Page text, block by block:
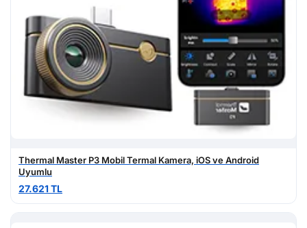
Thermal Master P3 Mobil Termal Kamera, iOS ve Android
Uyumlu
27.621 TL